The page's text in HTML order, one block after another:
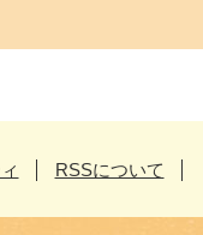
RSSについて